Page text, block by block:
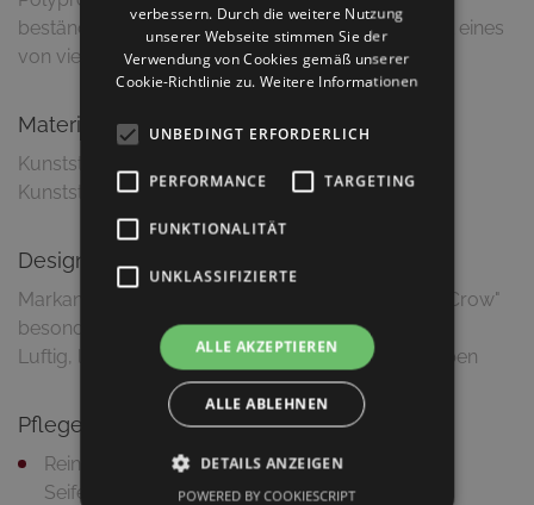
beständig. Die originelle, perforierte Oberfläche ist eines
von vielen Merkmalen von "Crow".
Material & Ausführung
Kunststoff: Polypropylen
Kunststofffarbe: Grau, matt
Design
Markante Oberfläche durch Perforierung macht "Crow"
besonders
Luftig, leichter Gartentisch in frischen Sommerfarben
Pflegetipps
Reinigung mit feuchtem Putztuch und milder
Seifenlauge
verbessern. Durch die weitere Nutzung
unserer Webseite stimmen Sie der
Verwendung von Cookies gemäß unserer
Cookie-Richtlinie zu.Weitere Informationen
UNBEDINGT ERFORDERLICH
PERFORMANCE TARGETING
FUNKTIONALITÄT
UNKLASSIFIZIERTE
ALLE AKZEPTIEREN
ALLE ABLEHNEN
DETAILS ANZEIGEN
POWERED BY COOKIESCRIPT